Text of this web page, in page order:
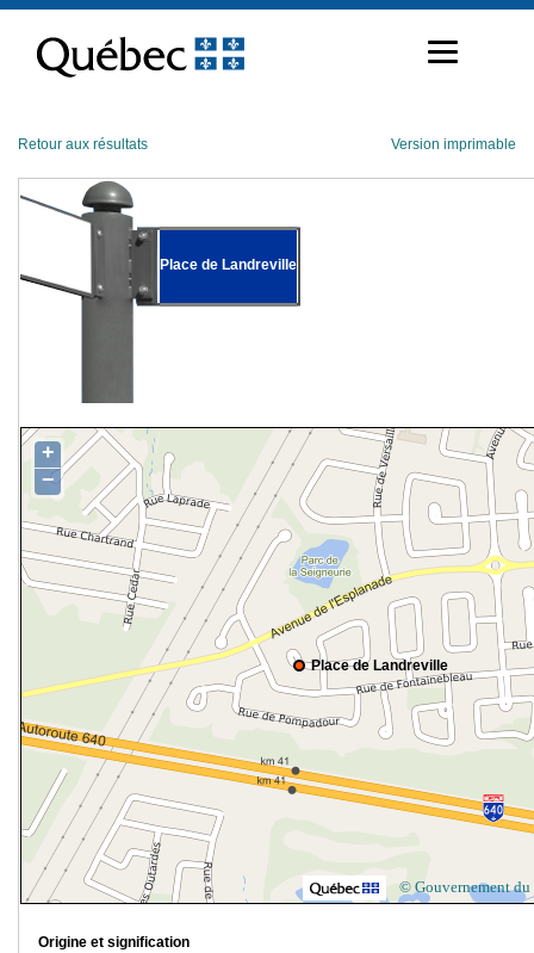
contenu
Retour aux résultats Version imprimable
Place de Landreville
Place de Landreville
+
−
© Gouvernement du
Origine et signification